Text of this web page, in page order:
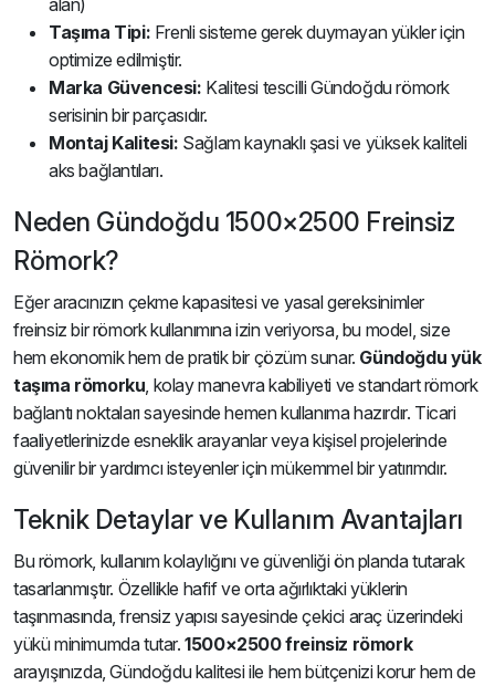
alan)
Taşıma Tipi: Frenli sisteme gerek duymayan yükler için
optimize edilmiştir.
Marka Güvencesi: Kalitesi tescilli Gündoğdu römork
serisinin bir parçasıdır.
Montaj Kalitesi: Sağlam kaynaklı şasi ve yüksek kaliteli
aks bağlantıları.
Neden Gündoğdu 1500×2500 Freinsiz
Römork?
Eğer aracınızın çekme kapasitesi ve yasal gereksinimler
freinsiz bir römork kullanımına izin veriyorsa, bu model, size
hem ekonomik hem de pratik bir çözüm sunar. Gündoğdu yük
taşıma römorku, kolay manevra kabiliyeti ve standart römork
bağlantı noktaları sayesinde hemen kullanıma hazırdır. Ticari
faaliyetlerinizde esneklik arayanlar veya kişisel projelerinde
güvenilir bir yardımcı isteyenler için mükemmel bir yatırımdır.
Teknik Detaylar ve Kullanım Avantajları
Bu römork, kullanım kolaylığını ve güvenliği ön planda tutarak
tasarlanmıştır. Özellikle hafif ve orta ağırlıktaki yüklerin
taşınmasında, frensiz yapısı sayesinde çekici araç üzerindeki
yükü minimumda tutar.1500×2500 freinsiz römork
arayışınızda, Gündoğdu kalitesi ile hem bütçenizi korur hem de